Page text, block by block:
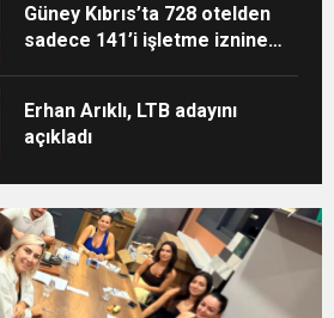
Güney Kıbrıs’ta 728 otelden
sadece 141’i işletme iznine
Erhan Arıklı, LTB adayını
açıkladı